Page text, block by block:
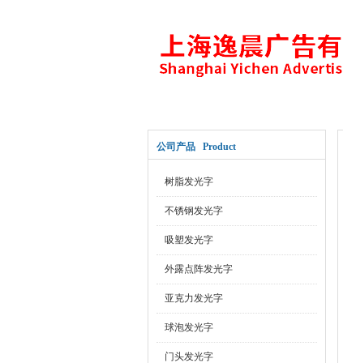
公司产品 Product
树脂发光字
不锈钢发光字
吸塑发光字
外露点阵发光字
亚克力发光字
球泡发光字
门头发光字